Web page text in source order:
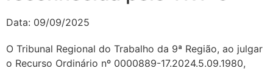
Data: 09/09/2025
O Tribunal Regional do Trabalho da 9ª Região, ao julgar
o Recurso Ordinário nº 0000889-17.2024.5.09.1980,